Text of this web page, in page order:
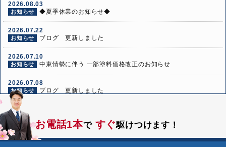
2026.08.03
お知らせ ◆夏季休業のお知らせ◆
2026.07.22
お知らせ ブログ 更新しました
2026.07.10
お知らせ 中東情勢に伴う 一部塗料価格改正のお知らせ
2026.07.08
お知らせ ブログ 更新しました
2026.06.24
お知らせ
2026.06.10
お知らせ ブログ 更新しました
お電話1本で すぐ駆けつけます！